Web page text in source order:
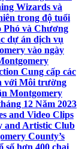
Wizards và
trong độ tuổi
Phó và Chương
dự án dịch vụ
vào ngày
Cung cấp các
với Môi trường
Montgomery
12 Năm 2023
and Video Clips
and Artistic Club
County’s
số hơn 400 chai